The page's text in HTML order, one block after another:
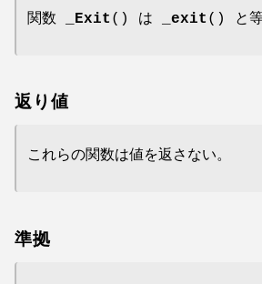
関数 _Exit () は _exit () と等
返り値
これらの関数は値を返さない。
準拠